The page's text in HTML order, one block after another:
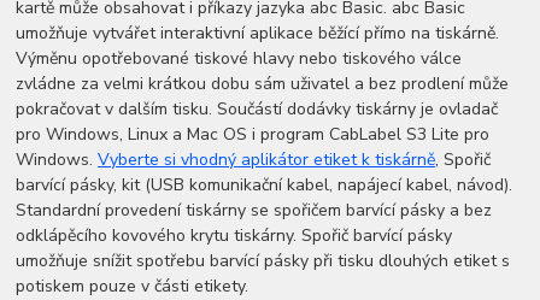
kartě může obsahovat i příkazy jazyka abc Basic. abc Basic
umožňuje vytvářet interaktivní aplikace běžící přímo na tiskárně.
Výměnu opotřebované tiskové hlavy nebo tiskového válce
zvládne za velmi krátkou dobu sám uživatel a bez prodlení může
pokračovat v dalším tisku. Součástí dodávky tiskárny je ovladač
pro Windows, Linux a Mac OS i program CabLabel S3 Lite pro
Windows.Vyberte si vhodný aplikátor etiket k tiskárně, Spořič
barvící pásky, kit (USB komunikační kabel, napájecí kabel, návod).
Standardní provedení tiskárny se spořičem barvící pásky a bez
odklápěcího kovového krytu tiskárny. Spořič barvící pásky
umožňuje snížit spotřebu barvící pásky při tisku dlouhých etiket s
potiskem pouze v části etikety.